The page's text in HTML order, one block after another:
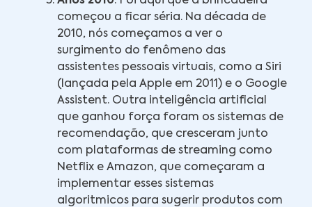
começou a ficar séria. Na década de
2010, nós começamos a ver o
surgimento do fenômeno das
assistentes pessoais virtuais, como a Siri
(lançada pela Apple em 2011) e o Google
Assistent. Outra inteligência artificial
que ganhou força foram os sistemas de
recomendação, que cresceram junto
com plataformas de streaming como
Netflix e Amazon, que começaram a
implementar esses sistemas
algoritmicos para sugerir produtos com